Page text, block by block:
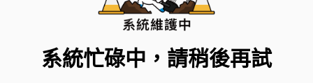
系統忙碌中，請稍後再試